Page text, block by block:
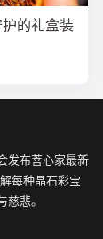
的礼盒装
发布菩心家最新
每种晶石彩宝
悲。